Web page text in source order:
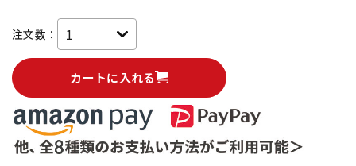
注文数：
カートに入れる